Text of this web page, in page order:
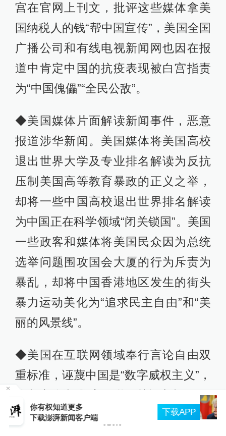
宫在官网上刊文，批评这些媒体拿美
国纳税人的钱“帮中国宣传”，美国全国
广播公司和有线电视新闻网也因在报
道中肯定中国的抗疫表现被白宫指责
为“中国傀儡”“全民公敌”。
◆美国媒体片面解读新闻事件，恶意
报道涉华新闻。美国媒体将美国高校
退出世界大学及专业排名解读为反抗
压制美国高等教育暴政的正义之举，
却将一些中国高校退出世界排名解读
为中国正在科学领域“闭关锁国”。美国
一些政客和媒体将美国民众因为总统
选举问题围攻国会大厦的行为斥责为
暴乱，却将中国香港地区发生的街头
暴力运动美化为“追求民主自由”和“美
丽的风景线”。
◆美国在互联网领域奉行言论自由双
重标准，诬蔑中国是“数字威权主义”，
将印度称为“数字互联网关闭之都”。同
时推动组建“互联网未来联盟”，一方面
特朗普再签行政令，禁止“生育旅游”收紧“出生公
民权”